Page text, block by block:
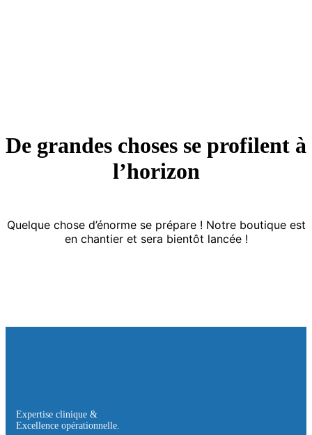
De grandes choses se profilent à
l’horizon
Quelque chose d’énorme se prépare ! Notre boutique est
en chantier et sera bientôt lancée !
Expertise clinique &
Excellence opérationnelle.